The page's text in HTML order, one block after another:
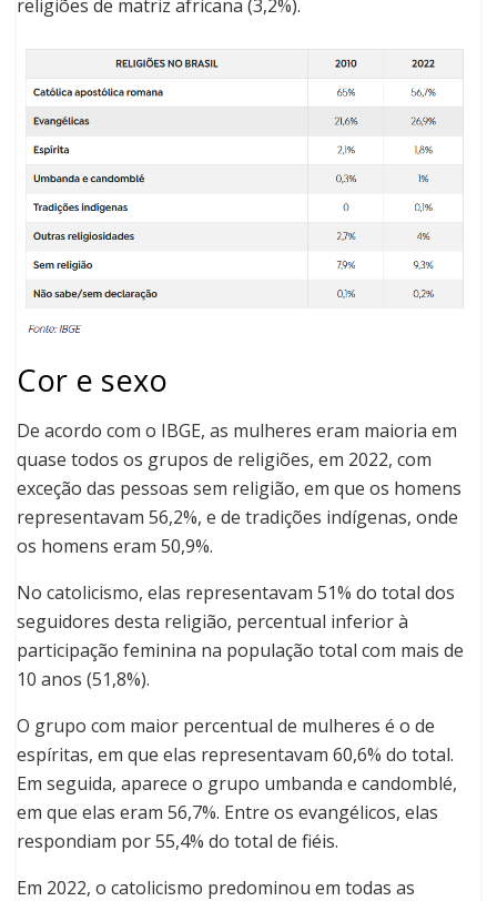
religiões de matriz africana (3,2%).
Cor e sexo
De acordo com o IBGE, as mulheres eram maioria em
quase todos os grupos de religiões, em 2022, com
exceção das pessoas sem religião, em que os homens
representavam 56,2%, e de tradições indígenas, onde
os homens eram 50,9%.
No catolicismo, elas representavam 51% do total dos
seguidores desta religião, percentual inferior à
participação feminina na população total com mais de
10 anos (51,8%).
O grupo com maior percentual de mulheres é o de
espíritas, em que elas representavam 60,6% do total.
Em seguida, aparece o grupo umbanda e candomblé,
em que elas eram 56,7%. Entre os evangélicos, elas
respondiam por 55,4% do total de fiéis.
Em 2022, o catolicismo predominou em todas as